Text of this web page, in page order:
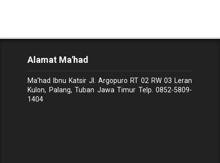
Alamat Ma'had
Ma'had Ibnu Katsir Jl. Argopuro RT 02 RW 03 Leran
Kulon, Palang, Tuban Jawa Timur Telp.0852-5809-
1404